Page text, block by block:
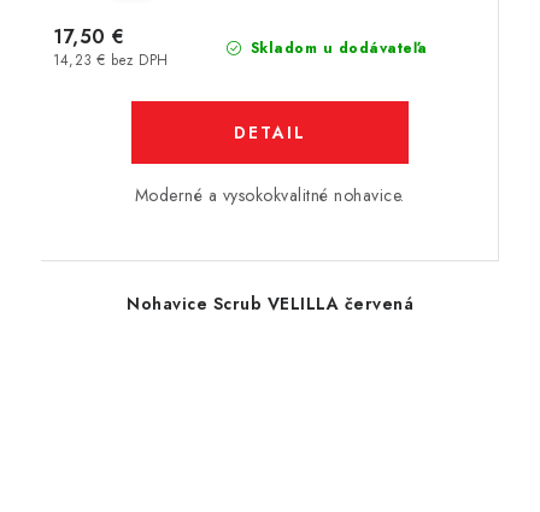
Skladom u dodávateľa
14,23 € bez DPH
17,50 €
DETAIL
Moderné a vysokokvalitné nohavice.
Nohavice Scrub VELILLA červená